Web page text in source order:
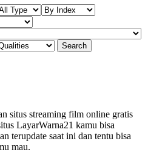
situs streaming film online gratis
LayarWarna21 kamu bisa
terupdate saat ini dan tentu bisa
mau.